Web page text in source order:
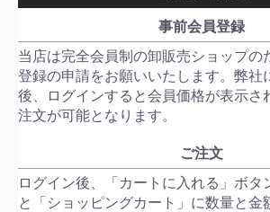
事前会員登録
当店は完全会員制の卸販売ショップの
登録の申請をお願いいたします。弊社
後、ログインすると会員価格が表示さ
注文が可能となります。
ご注文
ログイン後、「カートに入れる」ボタ
と「ショッピングカート」に数量と金